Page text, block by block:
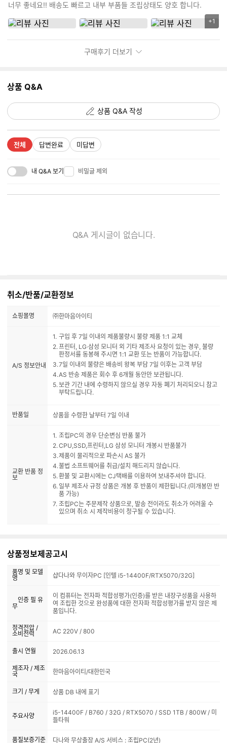
너무 좋네요!! 배송도 빠르고 내부 부품들 조립상태도 양호 합니다.
리
수
+1
구매후기 더보기
상품 Q&A
상품 Q&A 작성
전체 답변완료 미답변
내 Q&A 보기 비밀글 제외
Q&A 게시글이 없습니다.
취소/반품/교환정보
쇼핑몰명 ㈜한마음아이티
A/S 정보안내
구입 후 7일 이내의 제품불량시 불량 제품 1:1 교체
프린터, LG·삼성 모니터 외 기타 제조사 요청이 있는 경우, 불량
판정서를 동봉해 주시면 1:1 교환 또는 반품이 가능합니다.
7일 이내의 불량은 배송비 왕복 부담 7일 이후는 고객 부담
AS 반송 제품은 회수 후 6개월 동안만 보관됩니다.
보관 기간 내에 수령하지 않으실 경우 자동 폐기 처리되오니 참고
부탁드립니다.
반품일 상품을 수령한 날부터 7일 이내
교환 반품 정
보
조립PC의 경우 단순변심 반품 불가
CPU,SSD,프린터,LG 삼성 모니터 개봉시 반품불가
제품이 물리적으로 파손시 AS 불가
불법 소프트웨어를 취급/설치 해드리지 않습니다.
환불 및 교환시에는 CJ택배를 이용하여 보내주셔야 합니다.
일부 제조사 규정 상품은 개봉 후 반품이 제한됩니다.(미개봉만 반
품 가능)
조립PC는 주문제작 상품으로, 발송 전이라도 취소가 어려울 수
있으며 취소 시 제작비용이 청구될 수 있습니다.
상품정보제공고시
품명 및 모델
명
샵다나와 무이자PC [인텔 i5-14400F/RTX5070/32G]
인증 필 유
무
이 컴퓨터는 전자파 적합성평가(인증)를 받은 내장구성품을 사용하
여 조립한 것으로 완성품에 대한 전자파 적합성평가를 받지 않은 제
품입니다.
정격전압 /
소비전력
AC 220V / 800
출시 연월 2026.06.13
제조자 / 제조
국
한마음아이티/대한민국
크기 / 무게 상품 DB 내에 표기
주요사양
i5-14400F / B760 / 32G / RTX5070 / SSD 1TB / 800W / 미
들타워
품질보증기준 다나와 무상출장 A/S 서비스 : 조립PC(2년)